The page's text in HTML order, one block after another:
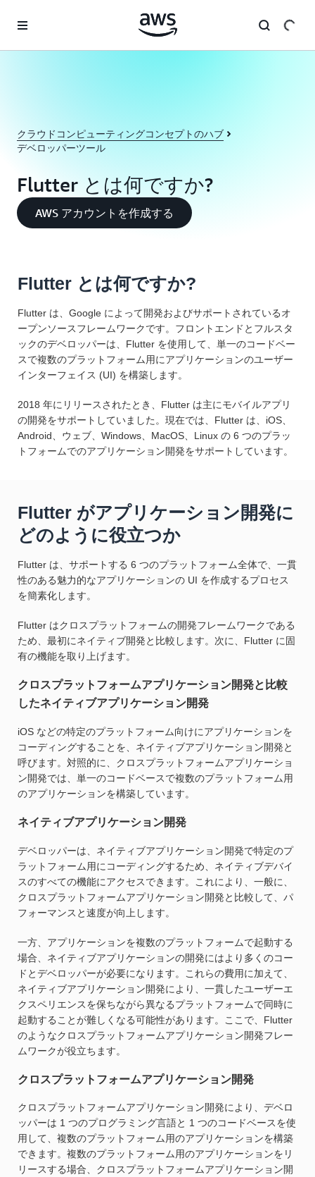
クラウドコンピューティングコンセプトのハブ
デベロッパーツール
Flutter とは何ですか?
AWS アカウントを作成する
Flutter とは何ですか?
Flutter は、Google によって開発およびサポートされているオ
ープンソースフレームワークです。フロントエンドとフルスタ
ックのデベロッパーは、Flutter を使用して、単一のコードベー
スで複数のプラットフォーム用にアプリケーションのユーザー
インターフェイス (UI) を構築します。
2018 年にリリースされたとき、Flutter は主にモバイルアプリ
の開発をサポートしていました。現在では、Flutter は、iOS、
Android、ウェブ、Windows、MacOS、Linux の 6 つのプラッ
トフォームでのアプリケーション開発をサポートしています。
Flutter がアプリケーション開発に
どのように役立つか
Flutter は、サポートする 6 つのプラットフォーム全体で、一貫
性のある魅力的なアプリケーションの UI を作成するプロセス
を簡素化します。
Flutter はクロスプラットフォームの開発フレームワークである
ため、最初にネイティブ開発と比較します。次に、Flutter に固
有の機能を取り上げます。
クロスプラットフォームアプリケーション開発と比較
したネイティブアプリケーション開発
iOS などの特定のプラットフォーム向けにアプリケーションを
コーディングすることを、ネイティブアプリケーション開発と
呼びます。対照的に、クロスプラットフォームアプリケーショ
ン開発では、単一のコードベースで複数のプラットフォーム用
のアプリケーションを構築しています。
ネイティブアプリケーション開発
デベロッパーは、ネイティブアプリケーション開発で特定のプ
ラットフォーム用にコーディングするため、ネイティブデバイ
スのすべての機能にアクセスできます。これにより、一般に、
クロスプラットフォームアプリケーション開発と比較して、パ
フォーマンスと速度が向上します。
一方、アプリケーションを複数のプラットフォームで起動する
場合、ネイティブアプリケーションの開発にはより多くのコー
ドとデベロッパーが必要になります。これらの費用に加えて、
ネイティブアプリケーション開発により、一貫したユーザーエ
クスペリエンスを保ちながら異なるプラットフォームで同時に
起動することが難しくなる可能性があります。ここで、Flutter
のようなクロスプラットフォームアプリケーション開発フレー
ムワークが役立ちます。
クロスプラットフォームアプリケーション開発
クロスプラットフォームアプリケーション開発により、デベロ
ッパーは 1 つのプログラミング言語と 1 つのコードベースを使
用して、複数のプラットフォーム用のアプリケーションを構築
できます。複数のプラットフォーム用のアプリケーションをリ
リースする場合、クロスプラットフォームアプリケーション開